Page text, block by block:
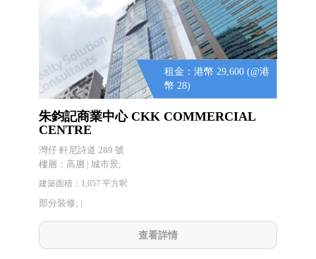
租金：港幣 29,600 (@港
幣 28)
朱鈞記商業中心 CKK COMMERCIAL
CENTRE
灣仔 軒尼詩道 289 號
樓層：高層 | 城市景;
建築面積：1,057 平方呎
部分裝修; |
查看詳情